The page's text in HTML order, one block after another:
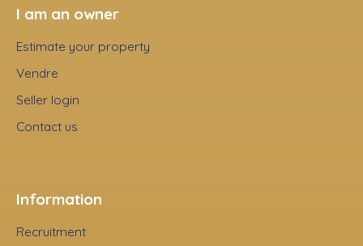
I am an owner
Estimate your property
Vendre
Seller login
Contact us
Information
Recruitment